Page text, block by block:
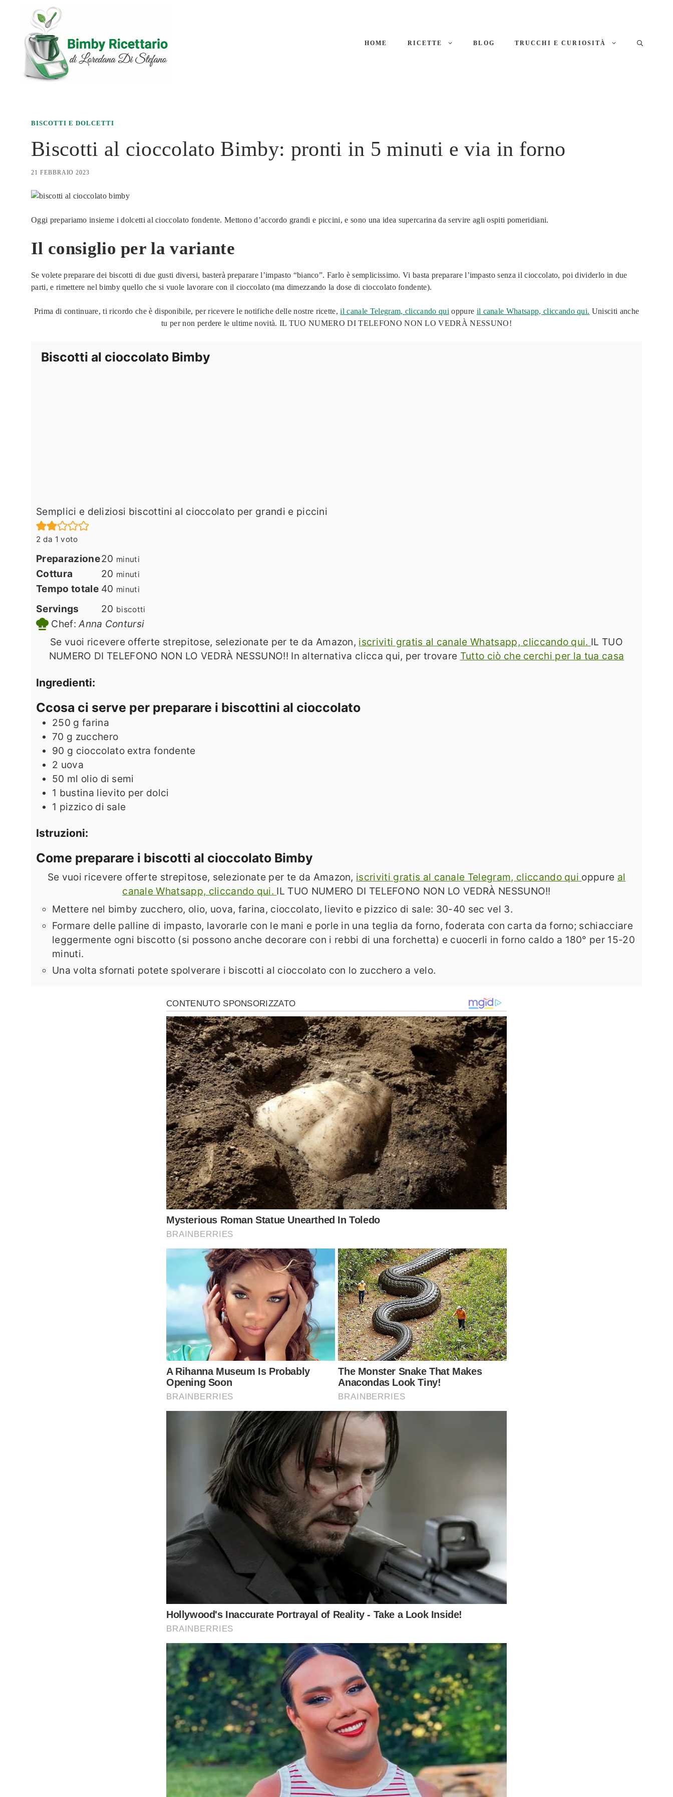
HOME RICETTE BLOG TRUCCHI E CURIOSITÀ
BISCOTTI E DOLCETTI
Biscotti al cioccolato Bimby: pronti in 5 minuti e via in forno
21 FEBBRAIO 2023
Oggi prepariamo insieme i dolcetti al cioccolato fondente. Mettono d’accordo grandi e piccini, e sono una idea supercarina da servire agli ospiti pomeridiani.
Il consiglio per la variante
Se volete preparare dei biscotti di due gusti diversi, basterà preparare l’impasto “bianco”. Farlo è semplicissimo. Vi basta preparare l’impasto senza il cioccolato, poi dividerlo in due
parti, e rimettere nel bimby quello che si vuole lavorare con il cioccolato (ma dimezzando la dose di cioccolato fondente).
Prima di continuare, ti ricordo che è disponibile, per ricevere le notifiche delle nostre ricette,il canale Telegram, cliccando qui oppure il canale Whatsapp, cliccando qui. Unisciti anche
tu per non perdere le ultime novità. IL TUO NUMERO DI TELEFONO NON LO VEDRÀ NESSUNO!
Biscotti al cioccolato Bimby
Semplici e deliziosi biscottini al cioccolato per grandi e piccini
2 da 1 voto
Preparazione20 minuti
minuti
Cottura 20 minuti
minuti
Tempo totale 40 minuti
minuti
Servings 20 biscotti
Chef:Anna Contursi
Se vuoi ricevere offerte strepitose, selezionate per te da Amazon, iscriviti gratis al canale Whatsapp, cliccando qui. IL TUO
NUMERO DI TELEFONO NON LO VEDRÀ NESSUNO!! In alternativa clicca qui, per trovare Tutto ciò che cerchi per la tua casa
Ingredienti:
Ccosa ci serve per preparare i biscottini al cioccolato
250 g farina
70 g zucchero
90 g cioccolato extra fondente
2 uova
50 ml olio di semi
1 bustina lievito per dolci
1 pizzico di sale
Istruzioni:
Come preparare i biscotti al cioccolato Bimby
Se vuoi ricevere offerte strepitose, selezionate per te da Amazon, iscriviti gratis al canale Telegram, cliccando qui oppure al
canale Whatsapp, cliccando qui. IL TUO NUMERO DI TELEFONO NON LO VEDRÀ NESSUNO!!
Mettere nel bimby zucchero, olio, uova, farina, cioccolato, lievito e pizzico di sale: 30-40 sec vel 3.
Formare delle palline di impasto, lavorarle con le mani e porle in una teglia da forno, foderata con carta da forno; schiacciare
leggermente ogni biscotto (si possono anche decorare con i rebbi di una forchetta) e cuocerli in forno caldo a 180° per 15-20
minuti.
Una volta sfornati potete spolverare i biscotti al cioccolato con lo zucchero a velo.